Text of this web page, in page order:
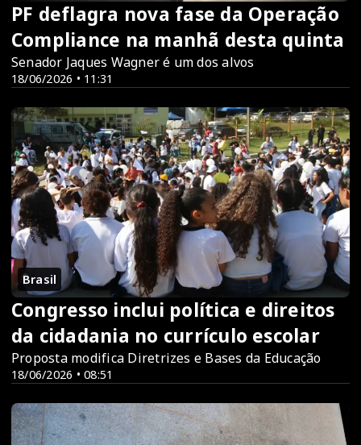
18/06/2026 • 11:31
PF deflagra nova fase da Operação
Compliance na manhã desta quinta
Senador Jaques Wagner é um dos alvos
Brasil
18/06/2026 • 08:51
Congresso inclui política e direitos
da cidadania no currículo escolar
Proposta modifica Diretrizes e Bases da Educação